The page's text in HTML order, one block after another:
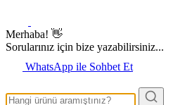
Merhaba! 👋
Sorularınız için bize yazabilirsiniz...
WhatsApp ile Sohbet Et